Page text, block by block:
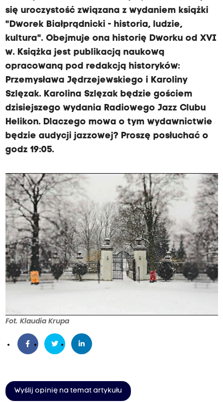
się uroczystość związana z wydaniem książki
"Dworek Białprądnicki - historia, ludzie,
kultura". Obejmuje ona historię Dworku od XVI
w. Książka jest publikacją naukową
opracowaną pod redakcją historyków:
Przemysława Jędrzejewskiego i Karoliny
Szlęzak. Karolina Szlęzak będzie gościem
dzisiejszego wydania Radiowego Jazz Clubu
Helikon. Dlaczego mowa o tym wydawnictwie
będzie audycji jazzowej? Proszę posłuchać o
godz 19:05.
Fot. Klaudia Krupa
Wyślij opinię na temat artykułu